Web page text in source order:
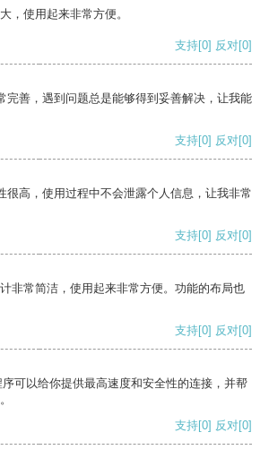
，使用起来非常方便。
支持[0] 反对[0]
完善，遇到问题总是能够得到妥善解决，让我能
支持[0] 反对[0]
很高，使用过程中不会泄露个人信息，让我非常
支持[0] 反对[0]
非常简洁，使用起来非常方便。功能的布局也
支持[0] 反对[0]
可以给你提供最高速度和安全性的连接，并帮
支持[0] 反对[0]